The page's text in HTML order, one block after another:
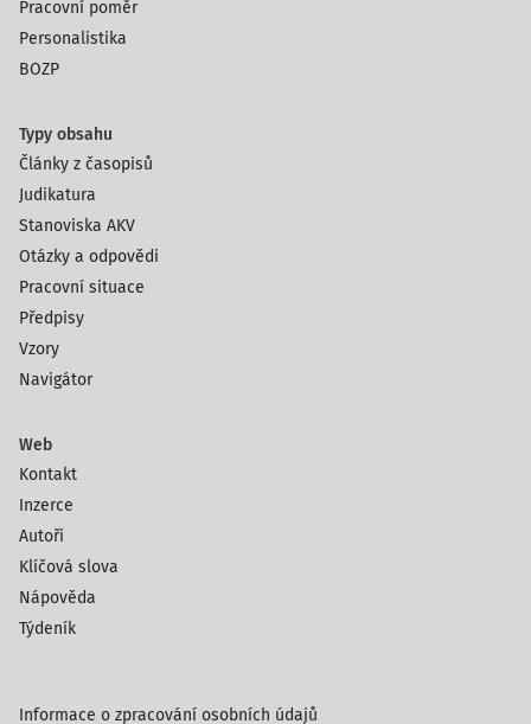
Pracovní poměr
Personalistika
BOZP
Typy obsahu
Články z časopisů
Judikatura
Stanoviska AKV
Otázky a odpovědi
Pracovní situace
Předpisy
Vzory
Navigátor
Web
Kontakt
Inzerce
Autoři
Klíčová slova
Nápověda
Týdeník
Informace o zpracování osobních údajů